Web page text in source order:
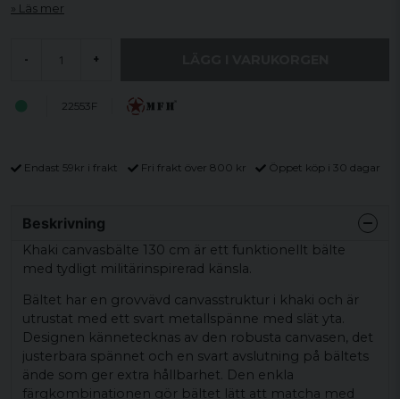
Läs mer
- +
22553F
Endast 59kr i frakt Fri frakt över 800 kr Öppet köp i 30 dagar
Beskrivning
Khaki canvasbälte 130 cm är ett funktionellt bälte
med tydligt militärinspirerad känsla.
Bältet har en grovvävd canvasstruktur i khaki och är
utrustat med ett svart metallspänne med slät yta.
Designen kännetecknas av den robusta canvasen, det
justerbara spännet och en svart avslutning på bältets
ände som ger extra hållbarhet. Den enkla
färgkombinationen gör bältet lätt att matcha med